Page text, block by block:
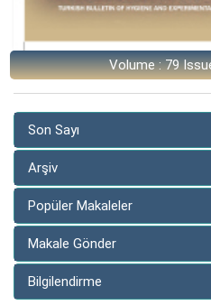
Volume : 79
Son Sayı
Arşiv
Popüler Makaleler
Makale Gönder
Bilgilendirme